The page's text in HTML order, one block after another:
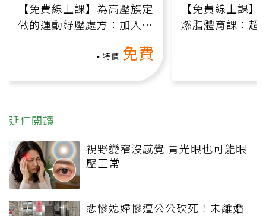
【免費線上課】為高壓族定
做的運動紓壓處方：加入行
特價 免費
【免費線上課
燃脂體育課：超
延伸閱讀
視野變窄沒感覺 青光眼也可能眼
壓正常
悲慘媳婦慘遭公公砍死！未離婚